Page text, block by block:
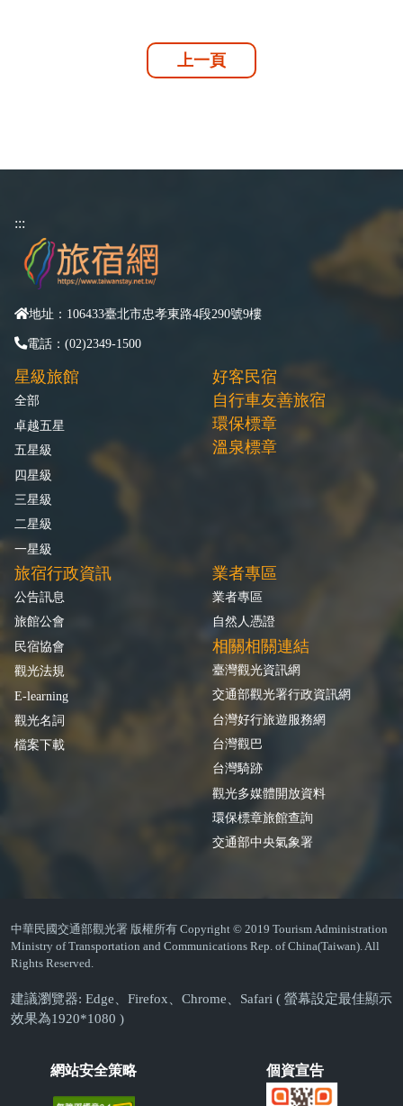
上一頁
:::
地址：106433臺北市忠孝東路4段290號9樓
電話：(02)2349-1500
星級旅館
全部
卓越五星
五星級
四星級
三星級
二星級
一星級
好客民宿
自行車友善旅宿
環保標章
溫泉標章
旅宿行政資訊
公告訊息
旅館公會
民宿協會
觀光法規
E-learning
觀光名詞
檔案下載
業者專區
業者專區
自然人憑證
相關相關連結
臺灣觀光資訊網
交通部觀光署行政資訊網
台灣好行旅遊服務網
台灣觀巴
台灣騎跡
觀光多媒體開放資料
環保標章旅館查詢
交通部中央氣象署
中華民國交通部觀光署 版權所有 Copyright © 2019 Tourism Administration
Ministry of Transportation and Communications Rep. of China(Taiwan). All
Rights Reserved.
建議瀏覽器: Edge、Firefox、Chrome、Safari ( 螢幕設定最佳顯示
效果為1920*1080 )
網站安全策略 個資宣告